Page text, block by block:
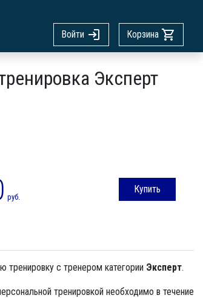
Войти Корзина
Эксперт
руб.
Купить
тренировку с тренером категории Эксперт.
тренировкой необходимо в течение